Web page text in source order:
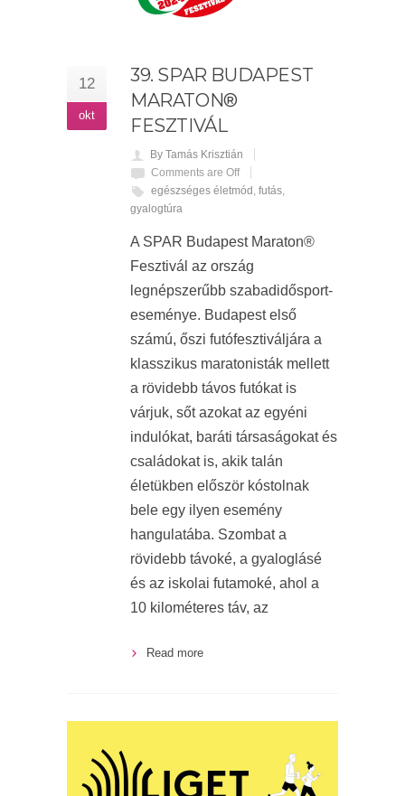
12
okt
39. SPAR BUDAPEST
MARATON®
FESZTIVÁL
By Tamás Krisztián
Comments are Off
egészséges életmód , futás,
gyalogtúra
A SPAR Budapest Maraton®
Fesztivál az ország
legnépszerűbb szabadidősport-
eseménye. Budapest első
számú, őszi futófesztiváljára a
klasszikus maratonisták mellett
a rövidebb távos futókat is
várjuk, sőt azokat az egyéni
indulókat, baráti társaságokat és
családokat is, akik talán
életükben először kóstolnak
bele egy ilyen esemény
hangulatába. Szombat a
rövidebb távoké, a gyaloglásé
és az iskolai futamoké, ahol a
10 kilométeres táv, az
Read more